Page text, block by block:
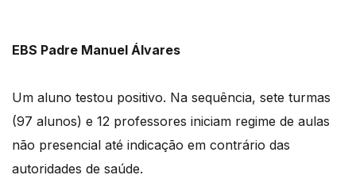
EBS Padre Manuel Álvares
Um aluno testou positivo. Na sequência, sete turmas
(97 alunos) e 12 professores iniciam regime de aulas
não presencial até indicação em contrário das
autoridades de saúde.